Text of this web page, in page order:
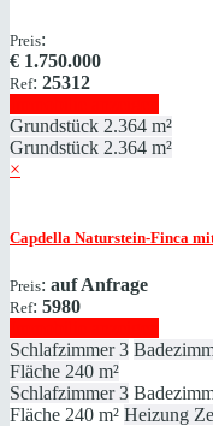
Preis:
€ 1.750.000
Ref: 25312
Grundstück 2.364 m²
Grundstück 2.364 m²
×
Capdella Naturstein-Finca
Preis: auf Anfrage
Ref: 5980
Schlafzimmer 3
Fläche 240 m²
Schlafzimmer 3
Fläche 240 m² Heizung